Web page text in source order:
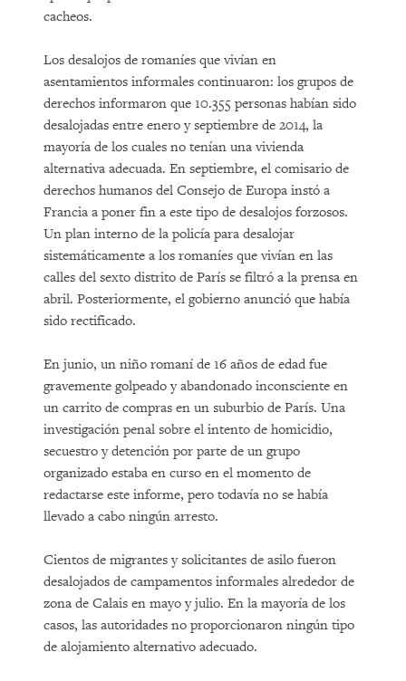
cacheos.
Los desalojos de romaníes que vivían en
asentamientos informales continuaron: los grupos de
derechos informaron que 10.355 personas habían sido
desalojadas entre enero y septiembre de 2014, la
mayoría de los cuales no tenían una vivienda
alternativa adecuada. En septiembre, el comisario de
derechos humanos del Consejo de Europa instó a
Francia a poner fin a este tipo de desalojos forzosos.
Un plan interno de la policía para desalojar
sistemáticamente a los romaníes que vivían en las
calles del sexto distrito de París se filtró a la prensa en
abril. Posteriormente, el gobierno anunció que había
sido rectificado.
En junio, un niño romaní de 16 años de edad fue
gravemente golpeado y abandonado inconsciente en
un carrito de compras en un suburbio de París. Una
investigación penal sobre el intento de homicidio,
secuestro y detención por parte de un grupo
organizado estaba en curso en el momento de
redactarse este informe, pero todavía no se había
llevado a cabo ningún arresto.
Cientos de migrantes y solicitantes de asilo fueron
desalojados de campamentos informales alrededor de
zona de Calais en mayo y julio. En la mayoría de los
casos, las autoridades no proporcionaron ningún tipo
de alojamiento alternativo adecuado.